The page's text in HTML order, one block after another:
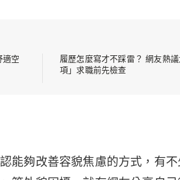
適空
履歷怎麼寫才不踩雷？ 網友熱
項」求職前先檢查
能夠改善容貌焦慮的方式，有